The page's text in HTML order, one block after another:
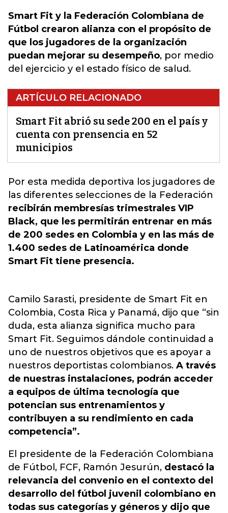
Smart Fit y la Federación Colombiana de
Fútbol crearon alianza con el propósito de
que los jugadores de la organización
puedan mejorar su desempeño, por medio
del ejercicio y el estado físico de salud.
ARTÍCULO RELACIONADO
Smart Fit abrió su sede 200 en el país y
cuenta con prensencia en 52
municipios
Por esta medida deportiva los jugadores de
las diferentes selecciones de la Federación
recibirán membresías trimestrales VIP
Black, que les permitirán entrenar en más
de 200 sedes en Colombia y en las más de
1.400 sedes de Latinoamérica donde
Smart Fit tiene presencia.
Camilo Sarasti, presidente de Smart Fit en
Colombia, Costa Rica y Panamá, dijo que “sin
duda, esta alianza significa mucho para
Smart Fit. Seguimos dándole continuidad a
uno de nuestros objetivos que es apoyar a
nuestros deportistas colombianos. A través
de nuestras instalaciones, podrán acceder
a equipos de última tecnología que
potencian sus entrenamientos y
contribuyen a su rendimiento en cada
competencia”.
El presidente de la Federación Colombiana
de Fútbol, FCF, Ramón Jesurún, destacó la
relevancia del convenio en el contexto del
desarrollo del fútbol juvenil colombiano en
todas sus categorías y géneros y dijo que